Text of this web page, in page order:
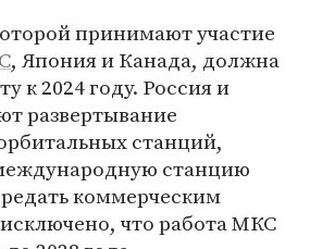
принимают участие
, Япония и Канада, должна
к 2024 году. Россия и
развертывание
станций,
станцию
коммерческим
что работа МКС